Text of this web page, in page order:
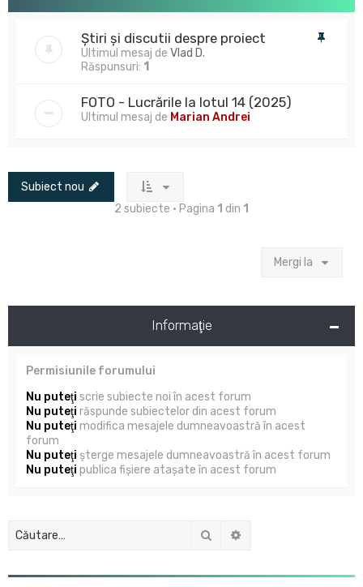
Știri și discutii despre proiect
Ultimul mesaj de Vlad D.
Răspunsuri: 1
FOTO - Lucrările la lotul 14 (2025)
Ultimul mesaj de Marian Andrei
Subiect nou
2 subiecte • Pagina 1 din 1
Mergi la
Informaţie
Permisiunile forumului
Nu puteţi scrie subiecte noi în acest forum
Nu puteţi răspunde subiectelor din acest forum
Nu puteţi modifica mesajele dumneavoastră în acest
forum
Nu puteţi şterge mesajele dumneavoastră în acest forum
Nu puteţi publica fişiere ataşate în acest forum
Căutare